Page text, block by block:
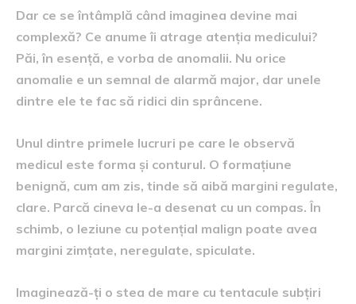
Dar ce se întâmplă când imaginea devine mai
complexă? Ce anume îi atrage atenția medicului?
Păi, în esență, e vorba de anomalii. Nu orice
anomalie e un semnal de alarmă major, dar unele
dintre ele te fac să ridici din sprâncene.
Unul dintre primele lucruri pe care le observă
medicul este forma și conturul. O formațiune
benignă, cum am zis, tinde să aibă margini regulate,
clare. Parcă cineva le-a desenat cu un compas. În
schimb, o leziune cu potențial malign poate avea
margini zimțate, neregulate, spiculate.
Imaginează-ți o stea de mare cu tentacule subțiri